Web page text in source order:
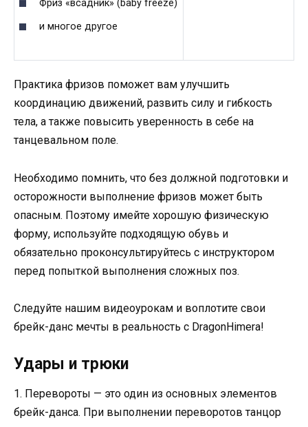
Фриз «всадник» (baby freeze)
и многое другое
Практика фризов поможет вам улучшить
координацию движений, развить силу и гибкость
тела, а также повысить уверенность в себе на
танцевальном поле.
Необходимо помнить, что без должной подготовки и
осторожности выполнение фризов может быть
опасным. Поэтому имейте хорошую физическую
форму, используйте подходящую обувь и
обязательно проконсультируйтесь с инструктором
перед попыткой выполнения сложных поз.
Следуйте нашим видеоурокам и воплотите свои
брейк-данс мечты в реальность с DragonHimera!
Удары и трюки
1. Перевороты — это один из основных элементов
брейк-данса. При выполнении переворотов танцор